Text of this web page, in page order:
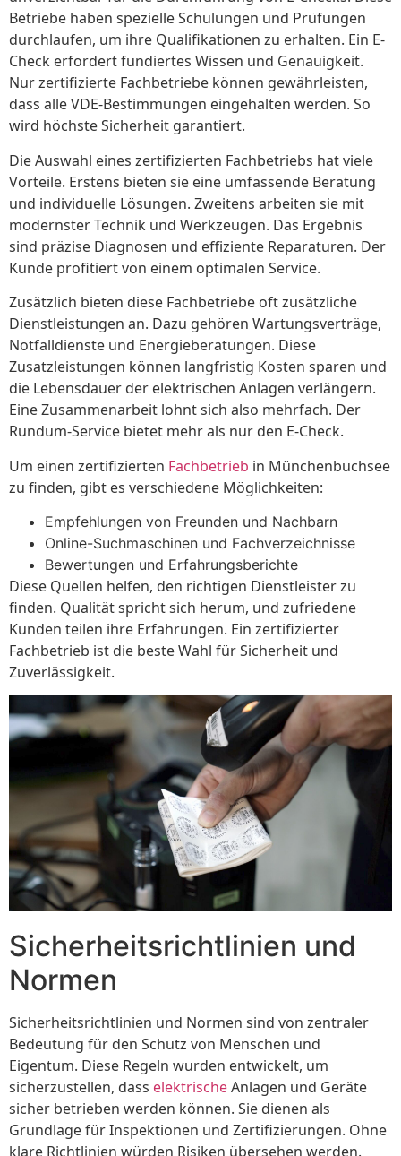
Betriebe haben spezielle Schulungen und Prüfungen
durchlaufen, um ihre Qualifikationen zu erhalten. Ein E-
Check erfordert fundiertes Wissen und Genauigkeit.
Nur zertifizierte Fachbetriebe können gewährleisten,
dass alle VDE-Bestimmungen eingehalten werden. So
wird höchste Sicherheit garantiert.
Die Auswahl eines zertifizierten Fachbetriebs hat viele
Vorteile. Erstens bieten sie eine umfassende Beratung
und individuelle Lösungen. Zweitens arbeiten sie mit
modernster Technik und Werkzeugen. Das Ergebnis
sind präzise Diagnosen und effiziente Reparaturen. Der
Kunde profitiert von einem optimalen Service.
Zusätzlich bieten diese Fachbetriebe oft zusätzliche
Dienstleistungen an. Dazu gehören Wartungsverträge,
Notfalldienste und Energieberatungen. Diese
Zusatzleistungen können langfristig Kosten sparen und
die Lebensdauer der elektrischen Anlagen verlängern.
Eine Zusammenarbeit lohnt sich also mehrfach. Der
Rundum-Service bietet mehr als nur den E-Check.
Um einen zertifizierten Fachbetrieb in Münchenbuchsee
zu finden, gibt es verschiedene Möglichkeiten:
Empfehlungen von Freunden und Nachbarn
Online-Suchmaschinen und Fachverzeichnisse
Bewertungen und Erfahrungsberichte
Diese Quellen helfen, den richtigen Dienstleister zu
finden. Qualität spricht sich herum, und zufriedene
Kunden teilen ihre Erfahrungen. Ein zertifizierter
Fachbetrieb ist die beste Wahl für Sicherheit und
Zuverlässigkeit.
Sicherheitsrichtlinien und
Normen
Sicherheitsrichtlinien und Normen sind von zentraler
Bedeutung für den Schutz von Menschen und
Eigentum. Diese Regeln wurden entwickelt, um
sicherzustellen, dass elektrischeAnlagen und Geräte
sicher betrieben werden können. Sie dienen als
Grundlage für Inspektionen und Zertifizierungen. Ohne
klare Richtlinien würden Risiken übersehen werden.